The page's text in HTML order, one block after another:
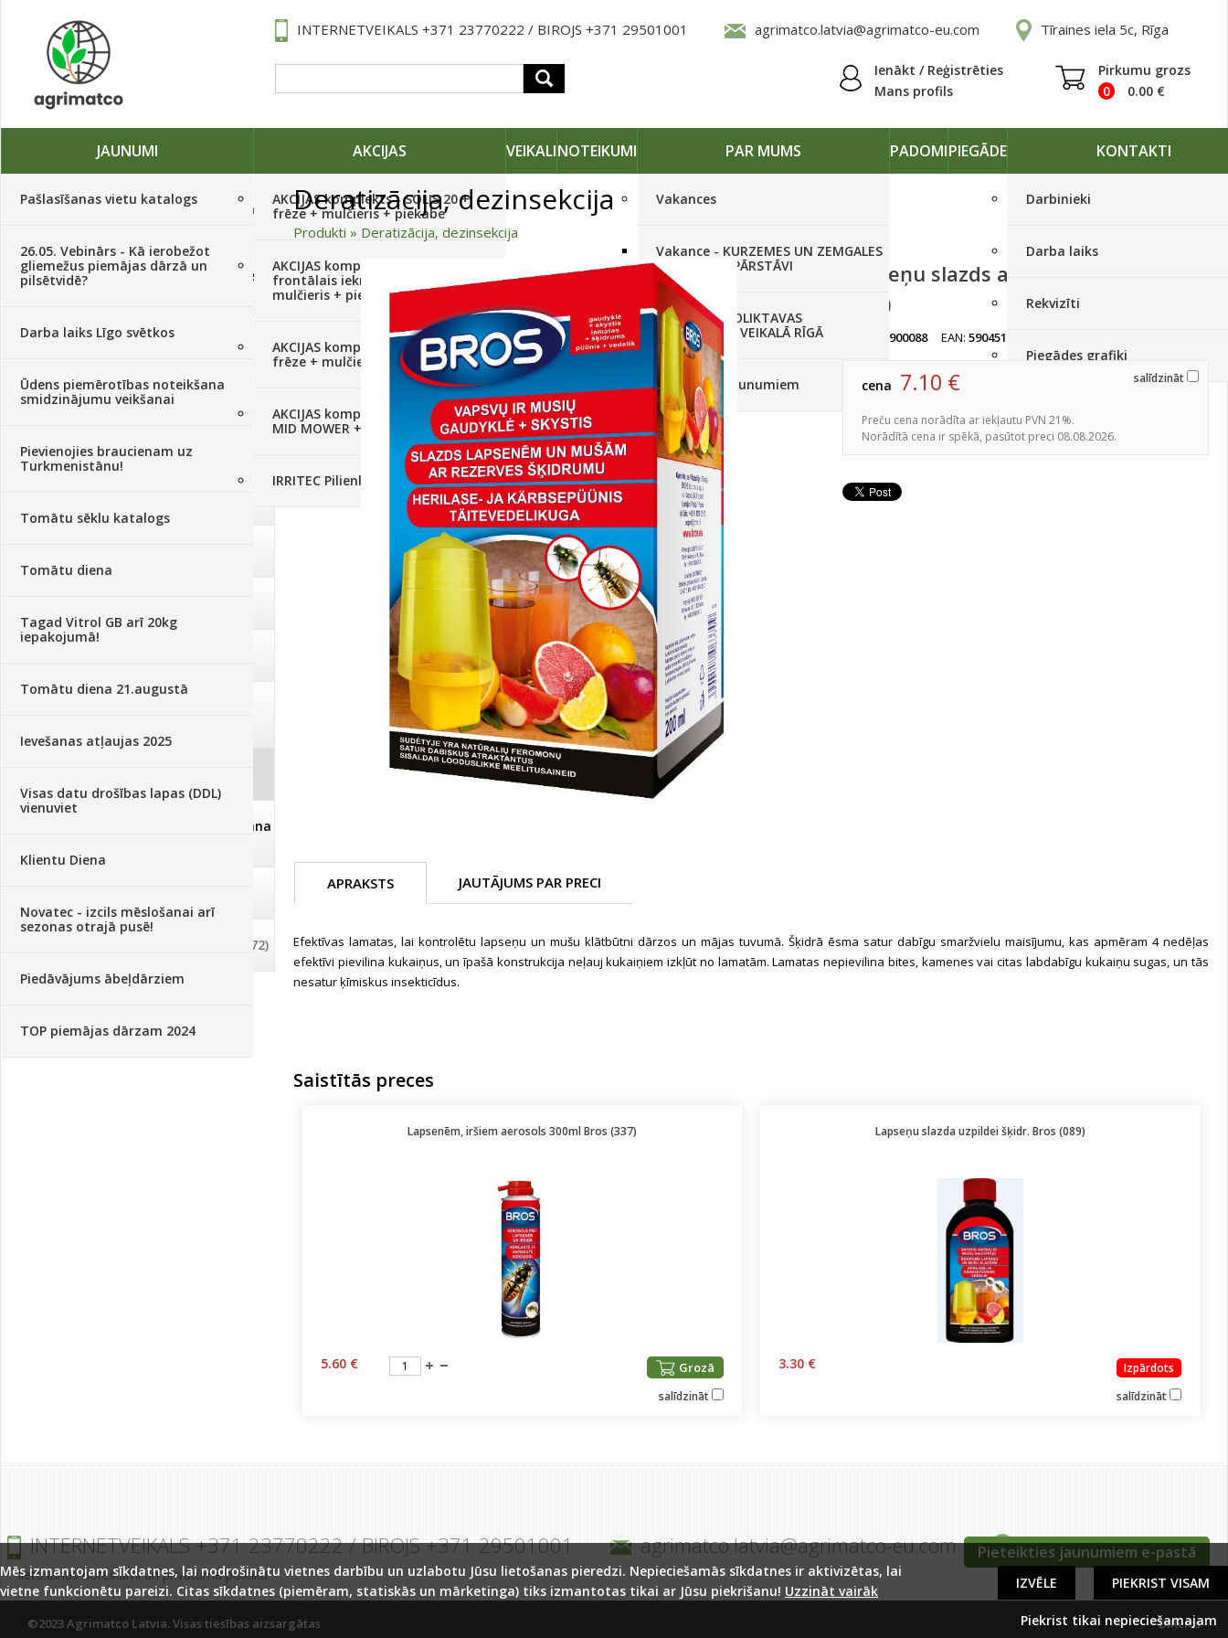
INTERNETVEIKALS +371 23770222 / BIROJS +371 29501001 agrimatco.latvia@agrimatco-eu.com Tīraines iela 5c, Rīga
Ienākt / Reģistrēties
Mans profils
Pirkumu grozs
0
0.00 €
JAUNUMI
Pašlasīšanas vietu katalogs
26.05. Vebinārs - Kā ierobežot
gliemežus piemājas dārzā un
pilsētvidē?
Darba laiks Līgo svētkos
Ūdens piemērotības noteikšana
smidzinājumu veikšanai
Pievienojies braucienam uz
Turkmenistānu!
Tomātu sēklu katalogs
Tomātu diena
Tagad Vitrol GB arī 20kg
iepakojumā!
Tomātu diena 21.augustā
Ievešanas atļaujas 2025
Visas datu drošības lapas (DDL)
vienuviet
Klientu Diena
Novatec - izcils mēslošanai arī
sezonas otrajā pusē!
Piedāvājums ābeļdārziem
TOP piemājas dārzam 2024
AKCIJAS
AKCIJAS komplekts - SOLIS 20 +
frēze + mulčieris + piekabe
AKCIJAS komplekts - SOLIS 26(6+2) +
frontālais iekrāvējs + frēze +
mulčieris + piekabe
AKCIJAS komplekts - SOLIS 26 HST +
frēze + mulčieris
AKCIJAS komplekts - SOLIS 26 HST +
MID MOWER + piekabe
IRRITEC Pilienlaistīšanas komplekti
VEIKALINOTEIKUMI PAR MUMS
Vakances
Vakance - KURZEMES UN ZEMGALES
REĢIONĀLO PĀRSTĀVI
Vakance - NOLIKTAVAS
STRĀDNIEKU VEIKALĀ RĪGĀ
Pieteikties jaunumiem
PADOMIPIEGĀDE KONTAKTI
Darbinieki
Darba laiks
Rekvizīti
Piegādes grafiki
Traktori, tehnika, rezerves daļas,
Sēklas, sīpoli, ķiploki, sīpolpuķes,
kartupeļi
Augu aizsardzība(366)
Mēslojumi(495)
Augsne, kūdra, mulča
Dezinfekcija, tīrīšana, mazgāšana
(72)
Deratizācija, dezinsekcija
Produkti » Deratizācija, dezinsekcija
Lapseņu slazds ar šķidrumu Bros
(088)
900088 EAN:5904517063709
salīdzināt
cena 7.10 €
Preču cena norādīta ar iekļautu PVN 21%.
Norādītā cena ir spēkā, pasūtot preci 08.08.2026.
APRAKSTS JAUTĀJUMS PAR PRECI
Efektīvas lamatas, lai kontrolētu lapseņu un mušu klātbūtni dārzos un mājas tuvumā. Šķidrā ēsma satur dabīgu smaržvielu maisījumu, kas apmēram 4 nedēļas
efektīvi pievilina kukaiņus, un īpašā konstrukcija neļauj kukaiņiem izkļūt no lamatām. Lamatas nepievilina bites, kamenes vai citas labdabīgu kukaiņu sugas, un tās
nesatur ķīmiskus insekticīdus.
Saistītās preces
Lapsenēm, iršiem aerosols 300ml Bros (337)
5.60 € Grozā
salīdzināt
Lapseņu slazda uzpildei šķidr. Bros (089)
3.30 €
Izpārdots
salīdzināt
Pieteikties jaunumiem e-pastā
INTERNETVEIKALS +371 23770222 / BIROJS +371 29501001 agrimatco.latvia@agrimatco-eu.com Tīraines iela 5c, Rīga
lietošanas noteikumi un privātuma politika
DIRcms
©2023 Agrimatco Latvia. Visas tiesības aizsargātas
Mēs izmantojam sīkdatnes, lai nodrošinātu vietnes darbību un uzlabotu Jūsu lietošanas pieredzi. Nepieciešamās sīkdatnes ir aktivizētas, lai
vietne funkcionētu pareizi. Citas sīkdatnes (piemēram, statiskās un mārketinga) tiks izmantotas tikai ar Jūsu piekrišanu! Uzzināt vairāk PIEKRIST VISAM
IZVĒLE
Piekrist tikai nepieciešamajam